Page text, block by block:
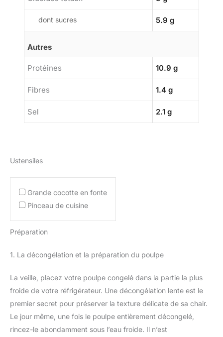
dont sucres 5.9 g
Autres
Protéines 10.9 g
Fibres 1.4 g
Sel 2.1 g
Ustensiles
Grande cocotte en fonte
Pinceau de cuisine
Préparation
1. La décongélation et la préparation du poulpe
La veille, placez votre poulpe congelé dans la partie la plus
froide de votre réfrigérateur. Une décongélation lente est le
premier secret pour préserver la texture délicate de sa chair.
Le jour même, une fois le poulpe entièrement décongelé,
rincez-le abondamment sous l’eau froide. Il n’est